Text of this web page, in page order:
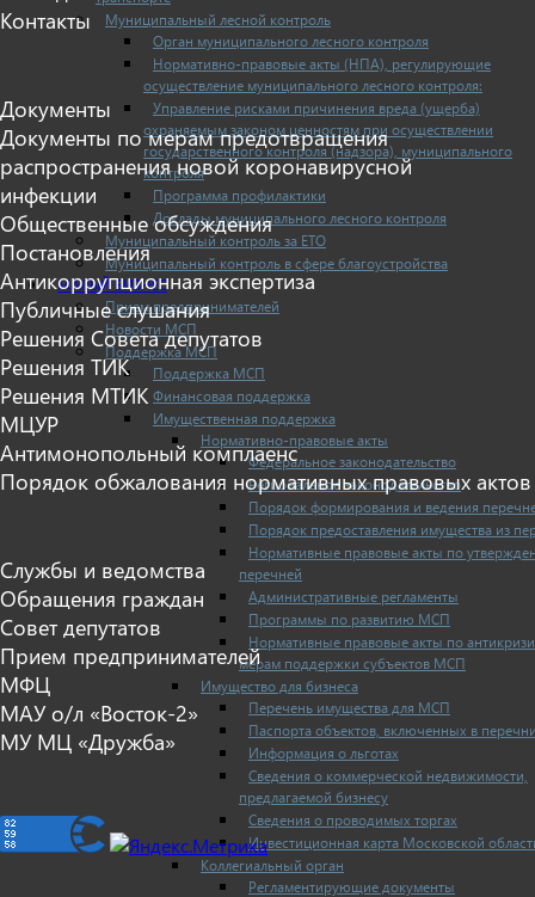
Муниципальный лесной контроль
Орган муниципального лесного контроля
Нормативно-правовые акты (НПА), регулирующие
осуществление муниципального лесного контроля:
Управление рисками причинения вреда (ущерба)
охраняемым законом ценностям при осуществлении
государственного контроля (надзора), муниципального
контроля
Программа профилактики
Доклады муниципального лесного контроля
Муниципальный контроль за ЕТО
Муниципальный контроль в сфере благоустройства
МАЛЫЙ БИЗНЕС
Прием предпринимателей
Новости МСП
Поддержка МСП
Поддержка МСП
Финансовая поддержка
Имущественная поддержка
Нормативно-правовые акты
Федеральное законодательство
Региональное законодательство
Порядок формирования и ведения
Порядок предоставления имущества из
Нормативные правовые акты по
перечней
Административные регламенты
Программы по развитию МСП
Нормативные правовые акты по
мерам поддержки субъектов МСП
Имущество для бизнеса
Перечень имущества для МСП
Паспорта объектов, включенных в
Информация о льготах
Сведения о коммерческой недвижимости,
предлагаемой бизнесу
Сведения о проводимых торгах
Инвестиционная карта Московской
Коллегиальный орган
Регламентирующие документы
Контакты
Документы
Документы по мерам предотвращения
распространения новой коронавирусной
инфекции
Общественные обсуждения
Постановления
Антикоррупционная экспертиза
Публичные слушания
Решения Совета депутатов
Решения ТИК
Решения МТИК
МЦУР
Антимонопольный комплаенс
Порядок обжалования нормативных правовых актов
Службы и ведомства
Обращения граждан
Совет депутатов
Прием предпринимателей
МФЦ
МАУ о/л «Восток-2»
МУ МЦ «Дружба»